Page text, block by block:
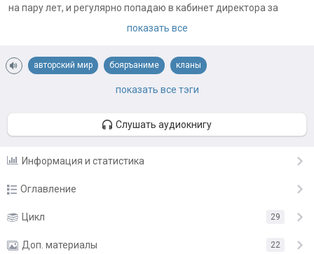
на пару лет, и регулярно попадаю в кабинет директора за
Очень хотелось написать легкую, интересную историю с
напрягать. Хочется думать, что мне это удалось.
Лайки, комменты, награды и подписки очень сильно
мотивируют)
ВЫКЛАДКА: 5 дней в неделю (суббота, воскресенье -
выходной)
Обложку сделали тут:
показать все
авторский мир бояръаниме кланы
магия российская империя
показать все тэги
Слушать аудиокнигу
Информация и статистика
Оглавление
Глава 1 12.03.24
Глава 2 13.03.24
Цикл 29
Доп. материалы 22